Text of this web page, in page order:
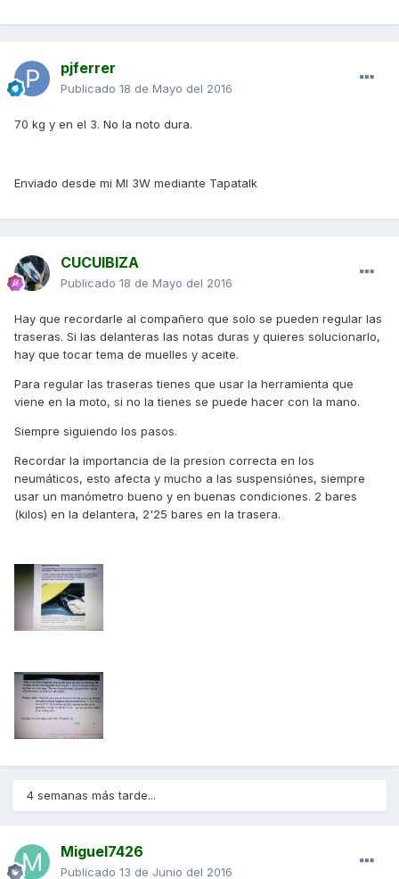
pjferrer
Publicado 18 de Mayo del 2016
70 kg y en el 3. No la noto dura.
Enviado desde mi MI 3W mediante Tapatalk
CUCUIBIZA
Publicado 18 de Mayo del 2016
Hay que recordarle al compañero que solo se pueden regular las
traseras. Si las delanteras las notas duras y quieres solucionarlo,
hay que tocar tema de muelles y aceite.
Para regular las traseras tienes que usar la herramienta que
viene en la moto, si no la tienes se puede hacer con la mano.
Siempre siguiendo los pasos.
Recordar la importancia de la presion correcta en los
neumáticos, esto afecta y mucho a las suspensiónes, siempre
usar un manómetro bueno y en buenas condiciones. 2 bares
(kilos) en la delantera, 2'25 bares en la trasera.
4 semanas más tarde...
Miguel7426
Publicado 13 de Junio del 2016